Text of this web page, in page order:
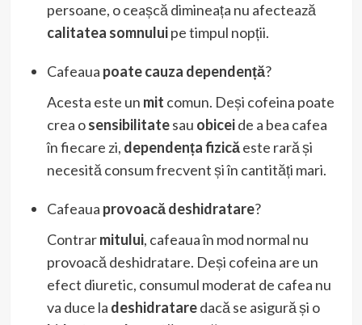
persoane, o ceașcă dimineața nu afectează
calitatea somnuluipe timpul nopții.
Cafeaua poate cauza dependență?
Acesta este un mit comun. Deși cofeina poate
crea osensibilitatesau obiceide a bea cafea
în fiecare zi, dependența fizicăeste rară și
necesită consum frecvent și în cantități mari.
Cafeaua provoacă deshidratare?
Contrarmitului, cafeaua în mod normal nu
provoacă deshidratare. Deși cofeina are un
efect diuretic, consumul moderat de cafea nu
va duce la deshidrataredacă se asigură și o